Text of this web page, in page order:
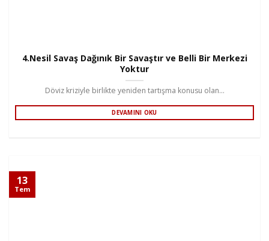
4.Nesil Savaş Dağınık Bir Savaştır ve Belli Bir Merkezi
Yoktur
Döviz kriziyle birlikte yeniden tartışma konusu olan...
DEVAMINI OKU
13
Tem